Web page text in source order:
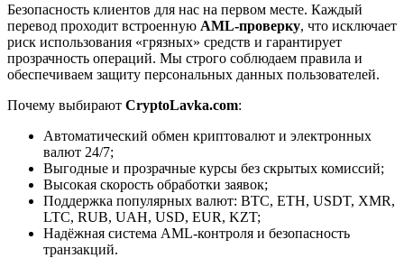
Безопасность клиентов для нас на первом месте. Каждый
перевод проходит встроенную AML-проверку, что исключает
риск использования «грязных» средств и гарантирует
прозрачность операций. Мы строго соблюдаем правила и
обеспечиваем защиту персональных данных пользователей.
Почему выбирают CryptoLavka.com:
Автоматический обмен криптовалют и электронных
валют 24/7;
Выгодные и прозрачные курсы без скрытых комиссий;
Высокая скорость обработки заявок;
Поддержка популярных валют: BTC, ETH, USDT, XMR,
LTC, RUB, UAH, USD, EUR, KZT;
Надёжная система AML-контроля и безопасность
транзакций.